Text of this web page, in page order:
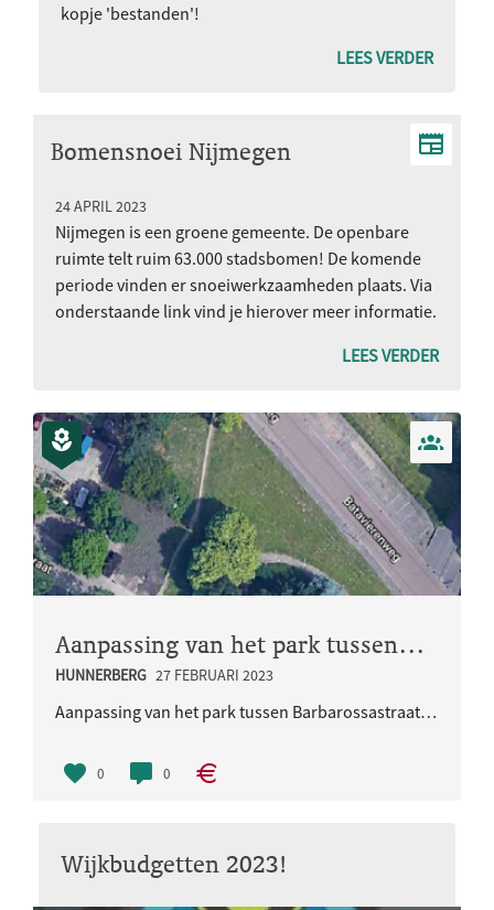
kopje 'bestanden'!
LEES VERDER
Bomensnoei Nijmegen
24 APRIL 2023
Nijmegen is een groene gemeente. De openbare
ruimte telt ruim 63.000 stadsbomen! De komende
periode vinden er snoeiwerkzaamheden plaats. Via
onderstaande link vind je hierover meer informatie.
LEES VERDER
Aanpassing van het park tussen Barbarossastraat en Batavierenweg
HUNNERBERG 27 FEBRUARI 2023
Aanpassing van het park tussen Barbarossastraat en Batavierenweg in verband met waterproblematiek.
0 0
Wijkbudgetten 2023!